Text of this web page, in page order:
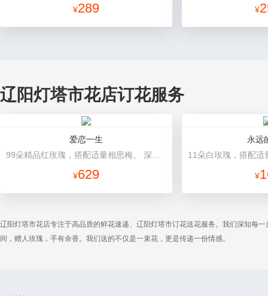
¥289 ¥
辽阳灯塔市花店订花服务
爱恋一生
¥629
永远
¥
辽阳灯塔市花店专注于高品质的鲜花速递、辽阳灯塔市订花送花服务。我们深知每
间，赠人玫瑰，手有余香。我们送的不仅是一束花，更是传递一份情感。